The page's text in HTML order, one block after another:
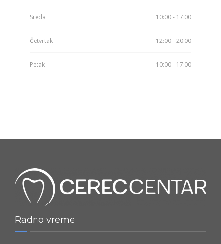
Sreda 10:00 - 17:00
Četvrtak 12:00 - 20:00
Petak 10:00 - 17:00
Radno vreme